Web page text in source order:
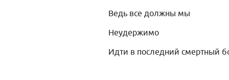
Ведь все должны мы
Неудержимо
Идти в последний смертный